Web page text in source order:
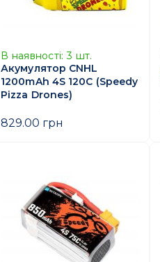
В наявності: 3 шт.
Акумулятор CNHL
1200mAh 4S 120C (Speedy
Pizza Drones)
829.00 грн